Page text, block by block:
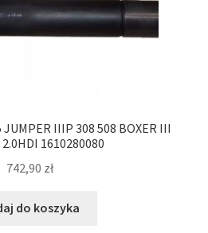
JUMPER IIIP 308 508 BOXER III
2.0HDI 1610280080
742,90 zł
do koszyka